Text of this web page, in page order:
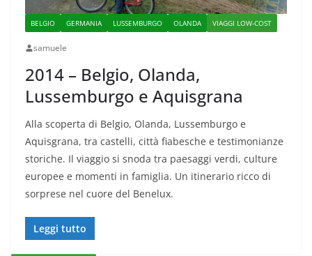
BELGIO GERMANIA LUSSEMBURGO OLANDA VIAGGI LOW-COST
samuele
2014 – Belgio, Olanda,
Lussemburgo e Aquisgrana
Alla scoperta di Belgio, Olanda, Lussemburgo e
Aquisgrana, tra castelli, città fiabesche e testimonianze
storiche. Il viaggio si snoda tra paesaggi verdi, culture
europee e momenti in famiglia. Un itinerario ricco di
sorprese nel cuore del Benelux.
Leggi tutto